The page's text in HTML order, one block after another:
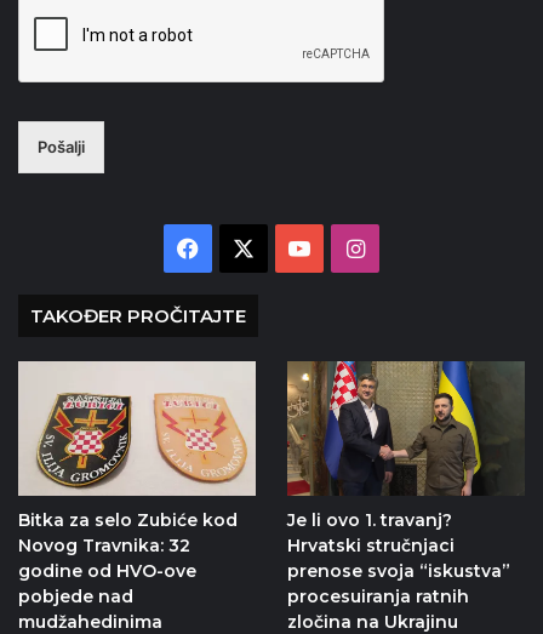
Pošalji
Facebook YouTubeInstagram
TAKOĐER PROČITAJTE
Bitka za selo Zubiće kod
Novog Travnika: 32
godine od HVO-ove
pobjede nad
mudžahedinima
Je li ovo 1. travanj?
Hrvatski stručnjaci
prenose svoja “iskustva”
procesuiranja ratnih
zločina na Ukrajinu